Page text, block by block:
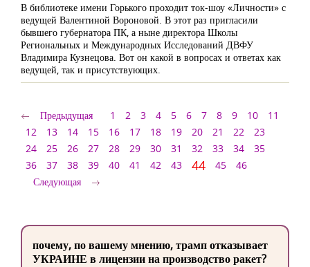
В библиотеке имени Горького проходит ток-шоу «Личности» с
ведущей Валентиной Вороновой. В этот раз пригласили
бывшего губернатора ПК, а ныне директора Школы
Региональных и Международных Исследований ДВФУ
Владимира Кузнецова. Вот он какой в вопросах и ответах как
ведущей, так и присутствующих.
Предыдущая 1 2 3 4 5 6 7 8 9 10
11
12
13 14 15 16 17 18 19 20 21 22
23
24
25 26 27 28 29 30 31 32 33 34
35
36
37 38 39 40 41 42 43 44 45
46
Следующая
почему, по вашему мнению, трамп отказывает
УКРАИНЕ в лицензии на производство ракет?